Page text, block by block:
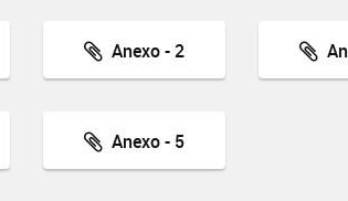
Anexo - 2
Anexo - 5